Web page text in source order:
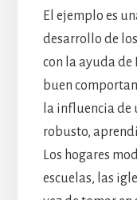
El ejemplo es
desarrollo de
con la ayuda de
buen
la influencia de
robusto,
Los hogares
escuelas, las